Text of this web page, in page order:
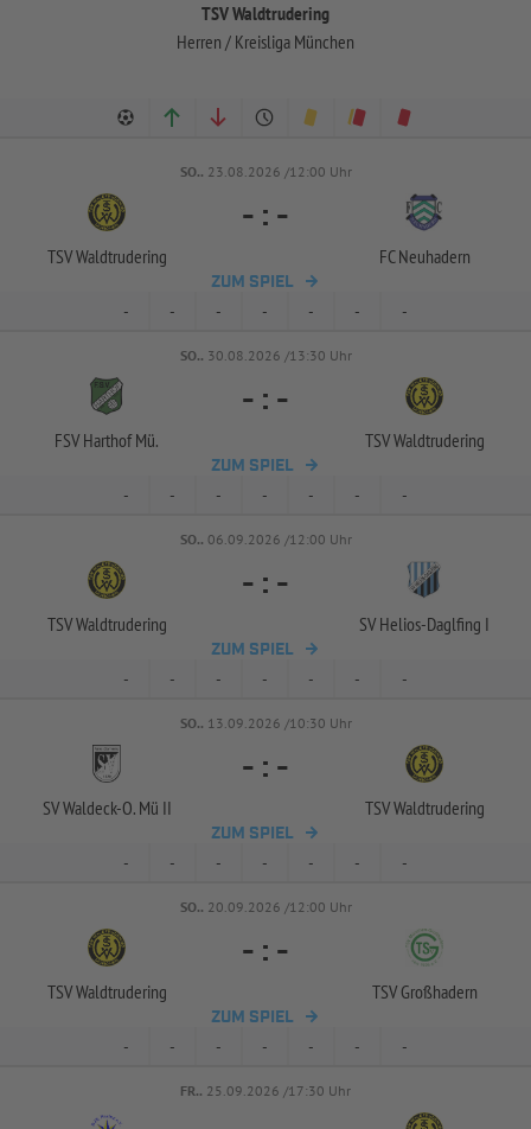
TSV Waldtrudering
Herren / Kreisliga München
SO.. 23.08.2026 /12:00 Uhr
TSV Waldtrudering
- : -
FC Neuhadern
ZUM SPIEL
- - - - - - -
SO.. 30.08.2026 /13:30 Uhr
FSV Harthof Mü.
- : -
TSV Waldtrudering
ZUM SPIEL
- - - - - - -
SO.. 06.09.2026 /12:00 Uhr
TSV Waldtrudering
- : -
SV Helios-Daglfing I
ZUM SPIEL
- - - - - - -
SO.. 13.09.2026 /10:30 Uhr
SV Waldeck-O. Mü II
- : -
TSV Waldtrudering
ZUM SPIEL
- - - - - - -
SO.. 20.09.2026 /12:00 Uhr
TSV Waldtrudering
- : -
TSV Großhadern
ZUM SPIEL
- - - - - - -
FR.. 25.09.2026 /17:30 Uhr